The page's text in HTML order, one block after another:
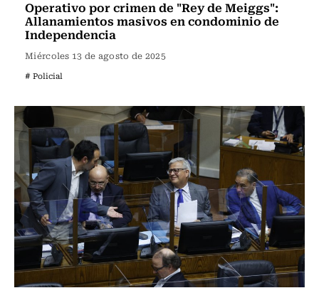
Operativo por crimen de "Rey de Meiggs":
Allanamientos masivos en condominio de
Independencia
Miércoles 13 de agosto de 2025
# Policial